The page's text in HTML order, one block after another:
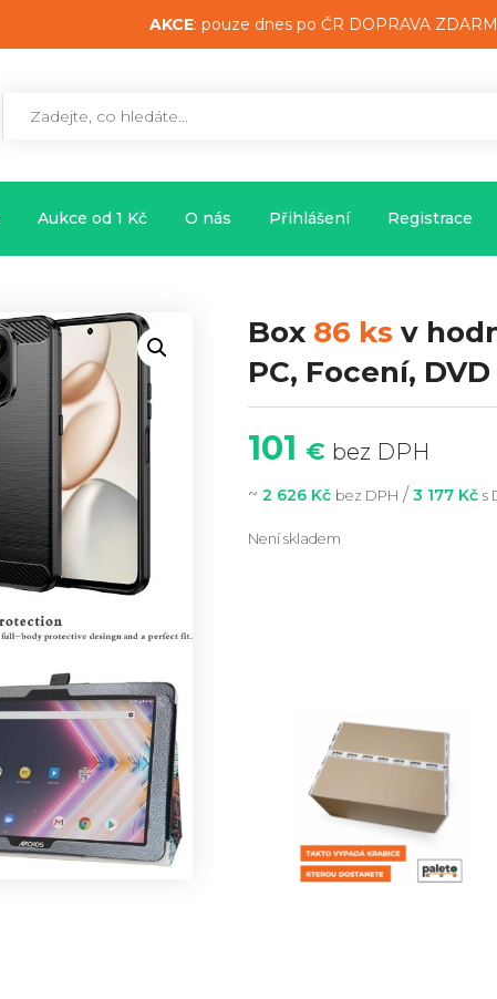
AKCE: pouze dnes po ČR DOPRAVA
Aukce od 1 Kč O nás Přihlášení Registrace
Box 86 ks v
PC, Focení, DVD
101 € bez DPH
~ 2 626 Kč bez DPH / 3 177 Kč s
Není skladem